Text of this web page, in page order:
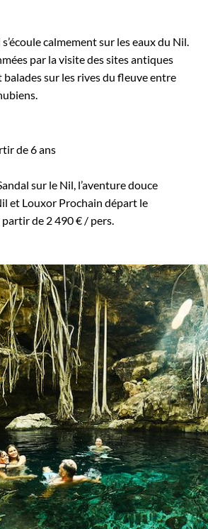
calmement sur les eaux du Nil.
par la visite des sites antiques
sur les rives du fleuve entre
de 6 ans
sur le Nil, l’aventure douce
et Louxor Prochain départ le
partir de 2 490 € / pers.